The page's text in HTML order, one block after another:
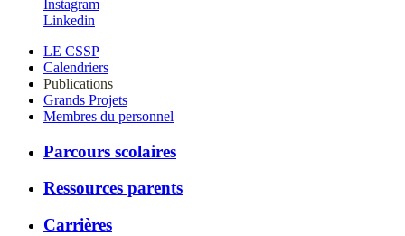
Instagram
Linkedin
LE CSSP
Calendriers
Publications
Grands Projets
Membres du personnel
Parcours scolaires
Ressources parents
Carrières